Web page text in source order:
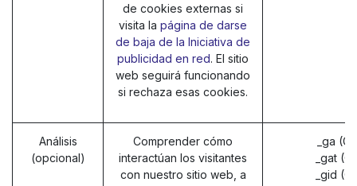
de cookies externas si
visita la página de darse
de baja de la Iniciativa de
publicidad en red. El sitio
web seguirá funcionando
si rechaza esas cookies.
Análisis
(opcional)
Comprender cómo
interactúan los visitantes
con nuestro sitio web, a
_ga
_gat
_gid